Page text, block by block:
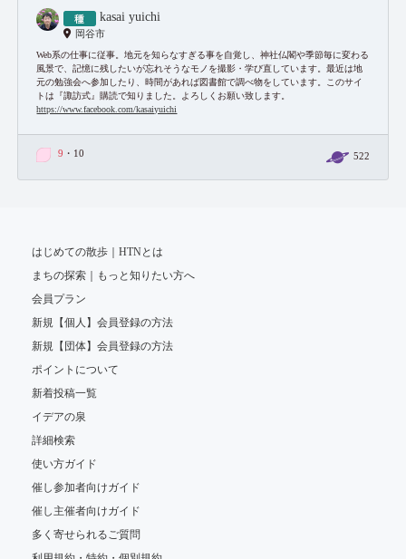
kasai yuichi
岡谷市
Web系の仕事に従事。地元を知らなすぎる事を自覚し、神社仏閣や季節毎に変わる
風景で、記憶に残したいが忘れそうなモノを撮影・学び直しています。最近は地
元の勉強会へ参加したり、時間があれば図書館で調べ物をしています。このサイ
トは『諏訪式』購読で知りました。よろしくお願い致します。
https://www.facebook.com/kasaiyuichi
9 ・10 522
はじめての散歩｜HTNとは
まちの探索｜もっと知りたい方へ
会員プラン
新規【個人】会員登録の方法
新規【団体】会員登録の方法
ポイントについて
新着投稿一覧
イデアの泉
詳細検索
使い方ガイド
催し参加者向けガイド
催し主催者向けガイド
多く寄せられるご質問